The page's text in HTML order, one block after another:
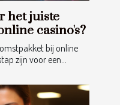
het juiste
casino's?
bij online
zijn voor een...